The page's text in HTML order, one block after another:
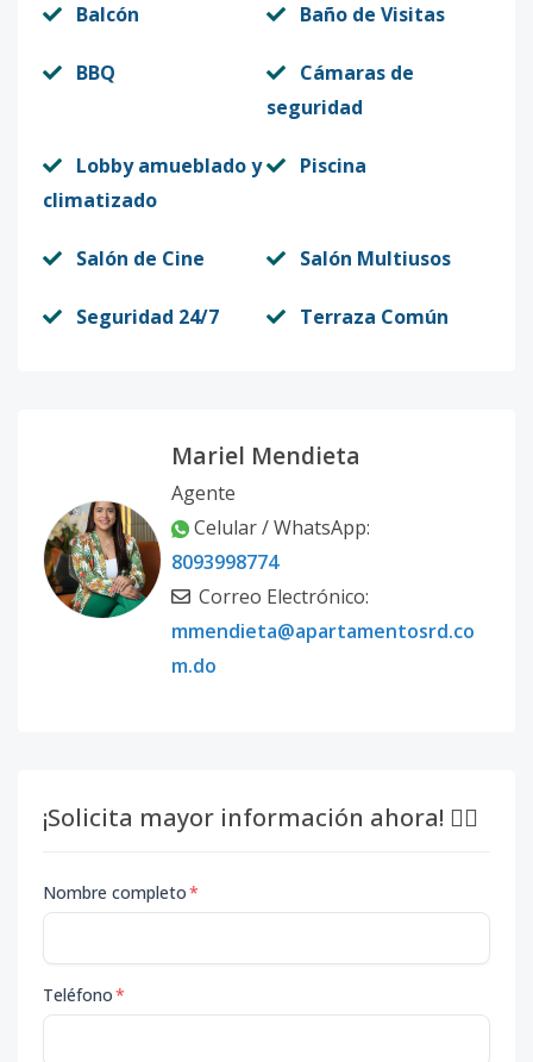
Balcón Baño de Visitas
BBQ
Cámaras de
seguridad
Lobby amueblado y
climatizado
Piscina
Salón de Cine Salón Multiusos
Seguridad 24/7 Terraza Común
Mariel Mendieta
Agente
Celular / WhatsApp:
8093998774
Correo Electrónico:
mmendieta@apartamentosrd.co
m.do
¡Solicita mayor información ahora! 👇🏽
Nombre completo*
Teléfono*